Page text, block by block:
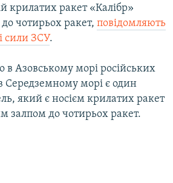
крилатих ракет «Калібр»
чотирьох ракет, повідомляють
сили ЗСУ.
Азовському морі російських
Середземному морі є один
який є носієм крилатих ракет
залпом до чотирьох ракет.